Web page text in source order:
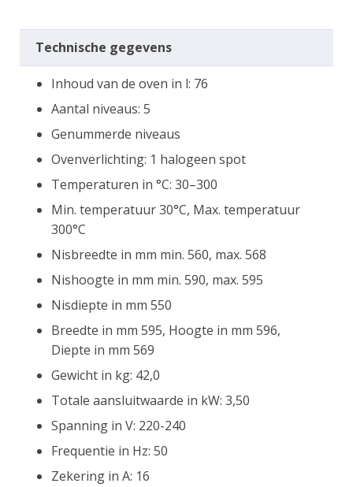
Technische gegevens
Inhoud van de oven in l: 76
Aantal niveaus: 5
Genummerde niveaus
Ovenverlichting: 1 halogeen spot
Temperaturen in °C: 30–300
Min. temperatuur 30°C, Max. temperatuur
300°C
Nisbreedte in mm min. 560, max. 568
Nishoogte in mm min. 590, max. 595
Nisdiepte in mm 550
Breedte in mm 595, Hoogte in mm 596,
Diepte in mm 569
Gewicht in kg: 42,0
Totale aansluitwaarde in kW: 3,50
Spanning in V: 220-240
Frequentie in Hz: 50
Zekering in A: 16